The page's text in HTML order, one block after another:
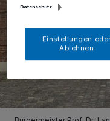
Datenschutz
Einstellungen
Ablehnen